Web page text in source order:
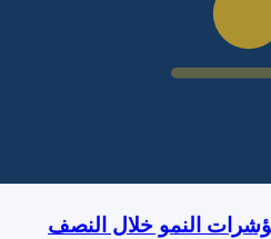
النمو خلال النصف